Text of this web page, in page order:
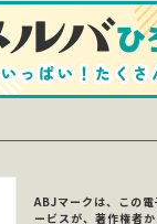
ABJマークは、この
ービスが、著作権者